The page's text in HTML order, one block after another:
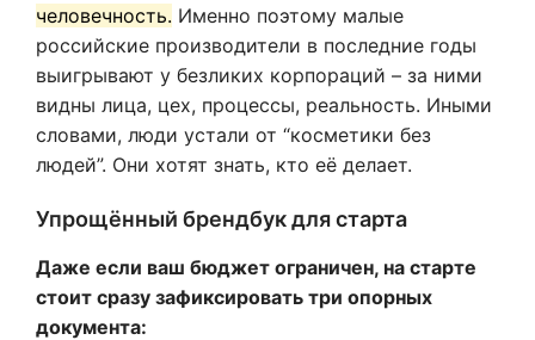
человечность. Именно поэтому малые
российские производители в последние годы
выигрывают у безликих корпораций – за ними
видны лица, цех, процессы, реальность. Иными
словами, люди устали от “косметики без
людей”. Они хотят знать, кто её делает.
Упрощённый брендбук для старта
Даже если ваш бюджет ограничен, на старте
стоит сразу зафиксировать три опорных
документа: